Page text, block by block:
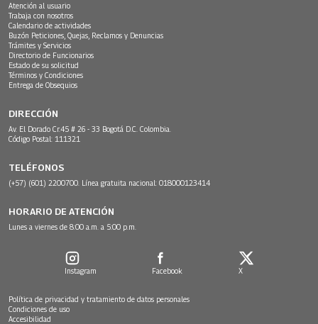
Atención al usuario
Trabaja con nosotros
Calendario de actividades
Buzón Peticiones, Quejas, Reclamos y Denuncias
Trámites y Servicios
Directorio de Funcionarios
Estado de su solicitud
Términos y Condiciones
Entrega de Obsequios
DIRECCIÓN
Av. El Dorado Cr.45 # 26 - 33 Bogotá D.C. Colombia.
Código Postal: 111321
TELÉFONOS
(+57) (601) 2200700. Línea gratuita nacional: 018000123414
HORARIO DE ATENCIÓN
Lunes a viernes de 8:00 a.m. a 5:00 p.m.
Instagram Facebook X
Política de privacidad y tratamiento de datos personales
Condiciones de uso
Accesibilidad